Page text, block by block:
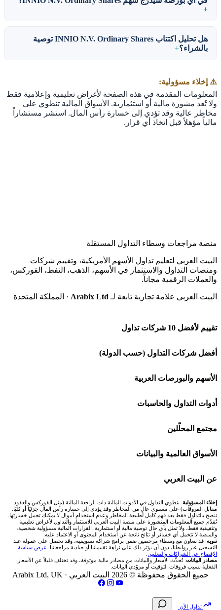
هل تحليل اكتتاب INNIO N.V. Ordinary Shares توصية
بالشراء؟
⚠️ إخلاء مسؤولية:
المعلومات المقدمة في هذه الصفحة لأغراض تعليمية وإعلامية فقط
ولا تُعد مشورة مالية أو استثمارية. الأسواق المالية تنطوي على
مخاطر عالية وقد تؤدي إلى خسارة رأس المال. استشر مستشاراً
مالياً مؤهلاً قبل اتخاذ أي قرار.
منصة مراجعات وسطاء التداول المستقلة
البيت العربي لتعليم تداول الأسهم الأمريكية، وتقييم شركات
ومنصات التداول والاستثمار في الأسهم، الذهب، النفط، الفوركس،
والعملات الرقمية مجاناً.
البيت العربي علامة تجارية تابعة لـ Arabix Ltd · المملكة المتحدة
تقييم لأفضل 10 شركات تداول
شركة Capital.com
افاتريد AvaTrade
اكسنس Exness
منصة بينانس
اكس تي بي XTB
انتراكتيف بروكرز IBKR
أفضل شركات التداول (حسب الدولة)
شركات تداول في السعودية
شركات تداول في الإمارات
شركات تداول في الكويت
شركات تداول في قطر
شركات تداول في الأردن
شركات تداول في العراق
شركات تداول في فلسطين
الأسهم والبورصات العربية
🌍 كل البورصات العربية
🇸🇦 السوق السعودية
🇦🇪 أسواق الإمارات
🇪🇬 البورصة المصرية
🇶🇦 بورصة قطر
🇯🇴 بورصة عمّان
🇧🇭 بورصة البحرين
أدوات التداول والحاسبات
🕌 حاسبة الزكاة
💱 محول العملات
🧮 حاسبة حجم اللوت
📊 حاسبة قيمة النقطة
💰 حاسبة ربح الفوركس
📌 حاسبة النقاط المحورية
📏 حاسبة حجم المركز
مجتمع المحلّلين
🧱 حائط المجتمع
🏆 لوحة المحلّلين
✍️ اكتب تحليلك
الأسواق العالمية والبيانات
🌐 المؤشرات العالمية
🥇 سعر الذهب اليوم
🥇 أسعار الذهب والمعادن
💱 أسعار العملات والفوركس
💵 سعر الريال السعودي في مصر
📅 المؤشرات الاقتصادية
عن البيت العربي
من نحن
تواصل معنا
فريق المؤلفين
مقالات تعليمية
سياسة تقييم الشركات
إخلاء المسؤولية: ينطوي التداول في الأدوات المالية ذات الرافعة المالية (مثل الفوركس والعقود
مقابل الفروقات) على مستوى عالٍ من المخاطر وقد يؤدي إلى خسارة رأس المال جزئيًا أو كليًا.
ننصح بالتداول فقط بعد فهم كامل لطبيعة المخاطر وعدم استخدام أموال لا يمكنك تحمل خسارتها.
تُقدَّم جميع المعلومات المنشورة على منصة البيت العربي للاستثمار والتداول لأغراض تعليمية
وتثقيفية فقط، ولا تمثل بأي حال توصية مالية أو استثمارية. القرارات المالية مسؤولية شخصية،
والمنصة لا تتحمل أي خسائر أو نتائج ناتجة عن استخدام المحتوى أو الاعتماد عليه.
تنويه: قد نتعاون مع وسطاء مرخصين ضمن برامج شراكة تسويقية، وقد نحصل على عمولة عند
التسجيل عبر روابطنا، دون أن يؤثر ذلك على نزاهة تقييماتنا أو حيادية مراجعاتنا. عرض سياسة
الإفصاح عن الشراكات والمعلنين
مصادر البيانات: تُحدَّث الأسعار والبيانات من مصادر مالية موثوقة، وقد تختلف قليلاً عن الأسعار
الفعلية بسبب فروقات التوقيت أو مزوّدي البيانات.
جميع الحقوق محفوظة © 2026 البيت العربي · Arabix Ltd, UK
تداول الآن